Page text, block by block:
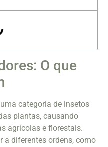
O que
categoria de insetos
plantas, causando
agrícolas e florestais.
a diferentes ordens, como